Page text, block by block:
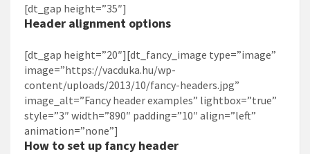
[dt_gap height=”35″]
Header alignment options
[dt_gap height=”20″][dt_fancy_image type=”image”
image=”https://vacduka.hu/wp-
content/uploads/2013/10/fancy-headers.jpg”
image_alt=”Fancy header examples” lightbox=”true”
style=”3″ width=”890″ padding=”10″ align=”left”
animation=”none”]
How to set up fancy header